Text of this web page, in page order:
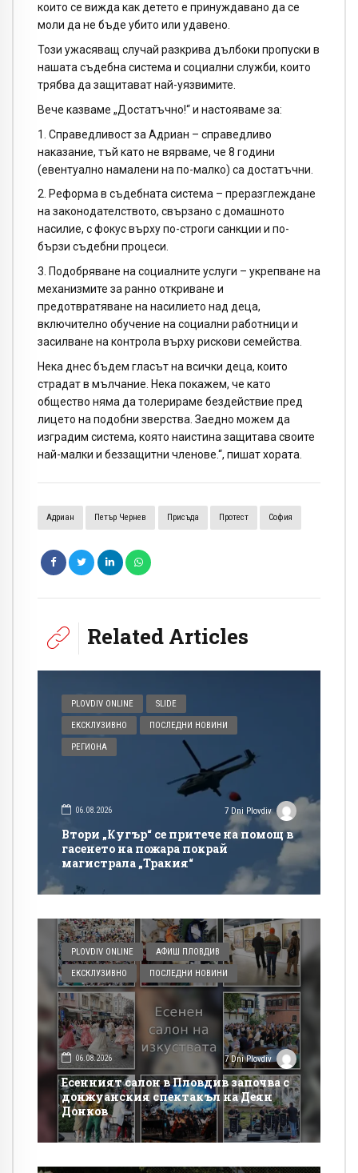
които се вижда как детето е принуждавано да се
моли да не бъде убито или удавено.
Този ужасяващ случай разкрива дълбоки пропуски в
нашата съдебна система и социални служби, които
трябва да защитават най-уязвимите.
Вече казваме „Достатъчно!“ и настояваме за:
1. Справедливост за Адриан – справедливо
наказание, тъй като не вярваме, че 8 години
(евентуално намалени на по-малко) са достатъчни.
2. Реформа в съдебната система – преразглеждане
на законодателството, свързано с домашното
насилие, с фокус върху по-строги санкции и по-
бързи съдебни процеси.
3. Подобряване на социалните услуги – укрепване на
механизмите за ранно откриване и
предотвратяване на насилието над деца,
включително обучение на социални работници и
засилване на контрола върху рискови семейства.
Нека днес бъдем гласът на всички деца, които
страдат в мълчание. Нека покажем, че като
общество няма да толерираме бездействие пред
лицето на подобни зверства. Заедно можем да
изградим система, която наистина защитава своите
най-малки и беззащитни членове.“, пишат хората.
Адриан Петър Чернев Присъда Протест София
Related Articles
PLOVDIV ONLINE SLIDE
ЕКСКЛУЗИВНО ПОСЛЕДНИ НОВИНИ
РЕГИОНА
06.08.2026 7 Dni Plovdiv
Втори „Кугър“ се притече на помощ в
гасенето на пожара покрай
магистрала „Тракия“
PLOVDIV ONLINE АФИШ ПЛОВДИВ
ЕКСКЛУЗИВНО ПОСЛЕДНИ НОВИНИ
06.08.2026 7 Dni Plovdiv
Есенният салон в Пловдив започва с
донжуанския спектакъл на Деян
Донков